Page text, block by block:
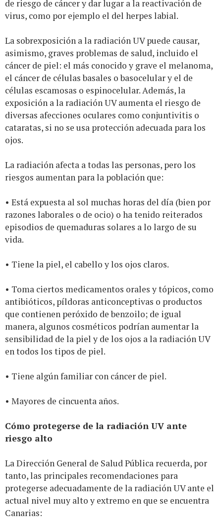
de riesgo de cáncer y dar lugar a la reactivación de
virus, como por ejemplo el del herpes labial.
La sobrexposición a la radiación UV puede causar,
asimismo, graves problemas de salud, incluido el
cáncer de piel: el más conocido y grave el melanoma,
el cáncer de células basales o basocelular y el de
células escamosas o espinocelular. Además, la
exposición a la radiación UV aumenta el riesgo de
diversas afecciones oculares como conjuntivitis o
cataratas, si no se usa protección adecuada para los
ojos.
La radiación afecta a todas las personas, pero los
riesgos aumentan para la población que:
• Está expuesta al sol muchas horas del día (bien por
razones laborales o de ocio) o ha tenido reiterados
episodios de quemaduras solares a lo largo de su
vida.
• Tiene la piel, el cabello y los ojos claros.
• Toma ciertos medicamentos orales y tópicos, como
antibióticos, píldoras anticonceptivas o productos
que contienen peróxido de benzoilo; de igual
manera, algunos cosméticos podrían aumentar la
sensibilidad de la piel y de los ojos a la radiación UV
en todos los tipos de piel.
• Tiene algún familiar con cáncer de piel.
• Mayores de cincuenta años.
Cómo protegerse de la radiación UV ante
riesgo alto
La Dirección General de Salud Pública recuerda, por
tanto, las principales recomendaciones para
protegerse adecuadamente de la radiación UV ante el
actual nivel muy alto y extremo en que se encuentra
Canarias: